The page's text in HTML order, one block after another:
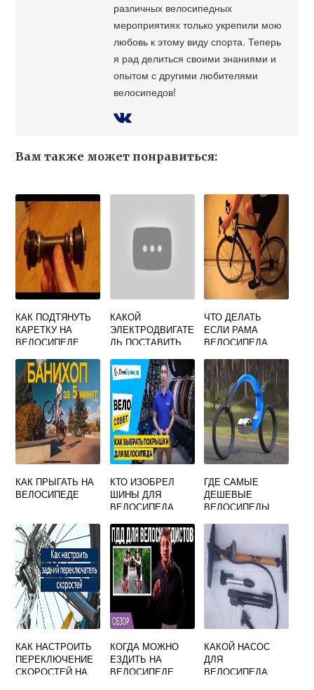
различных велосипедных
мероприятиях только укрепили мою
любовь к этому виду спорта. Теперь
я рад делиться своими знаниями и
опытом с другими любителями
велосипедов!
Вам также может понравиться:
КАК ПОДТЯНУТЬ
КАРЕТКУ НА
ВЕЛОСИПЕДЕ
КАКОЙ
ЭЛЕКТРОДВИГАТЕ
ЛЬ ПОСТАВИТЬ
ЧТО ДЕЛАТЬ
ЕСЛИ РАМА
ВЕЛОСИПЕДА
КАК ПРЫГАТЬ НА
ВЕЛОСИПЕДЕ
КТО ИЗОБРЕЛ
ШИНЫ ДЛЯ
ВЕЛОСИПЕДА
ГДЕ САМЫЕ
ДЕШЕВЫЕ
ВЕЛОСИПЕДЫ
КАК НАСТРОИТЬ
ПЕРЕКЛЮЧЕНИЕ
СКОРОСТЕЙ НА
КОГДА МОЖНО
ЕЗДИТЬ НА
ВЕЛОСИПЕДЕ
КАКОЙ НАСОС
ДЛЯ
ВЕЛОСИПЕДА